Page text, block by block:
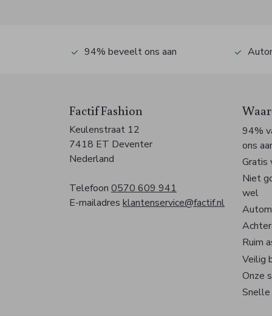
94% beveelt ons aan
Factif Fashion
Keulenstraat 12
7418 ET Deventer
Nederland
Telefoon 0570 609 941
E-mailadres klantenservice@factif.nl
94%
ons
Gratis
Niet
wel
Ruim
Veilig
Onze